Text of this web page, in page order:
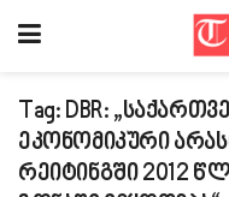
Tag: DBR:
ეკონომიკური
რეიტინგში 2012